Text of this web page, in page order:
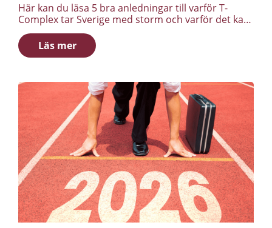
Här kan du läsa 5 bra anledningar till varför T-
Complex tar Sverige med storm och varför det kan
vara smart att komplettera sin kost med T-
Complex.
Läs mer